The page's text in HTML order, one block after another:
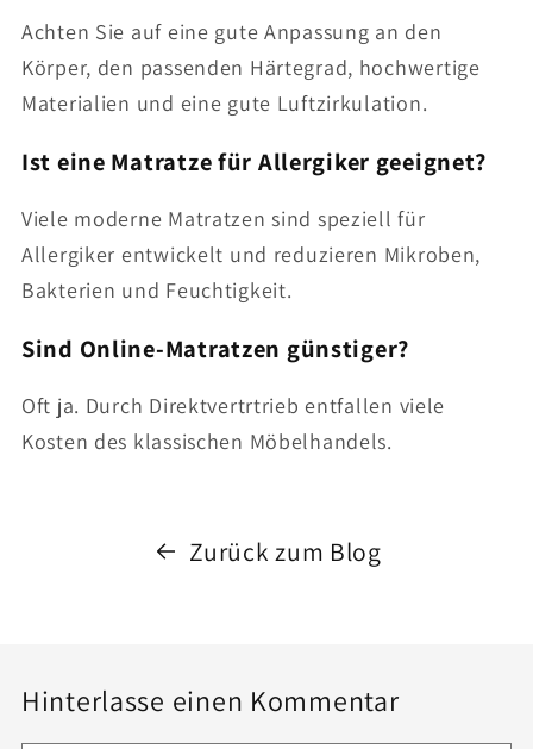
Achten Sie auf eine gute Anpassung an den
Körper, den passenden Härtegrad, hochwertige
Materialien und eine gute Luftzirkulation.
Ist eine Matratze für Allergiker geeignet?
Viele moderne Matratzen sind speziell für
Allergiker entwickelt und reduzieren Mikroben,
Bakterien und Feuchtigkeit.
Sind Online-Matratzen günstiger?
Oft ja. Durch Direktvertrtrieb entfallen viele
Kosten des klassischen Möbelhandels.
Zurück zum Blog
Hinterlasse einen Kommentar